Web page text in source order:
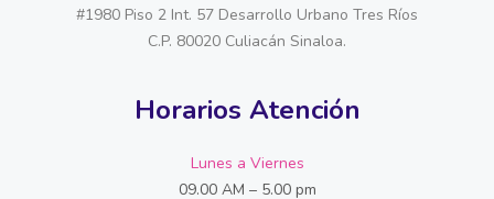
#1980 Piso 2 Int. 57 Desarrollo Urbano Tres Ríos
C.P. 80020 Culiacán Sinaloa.
Horarios Atención
Lunes a Viernes
09.00 AM – 5.00 pm